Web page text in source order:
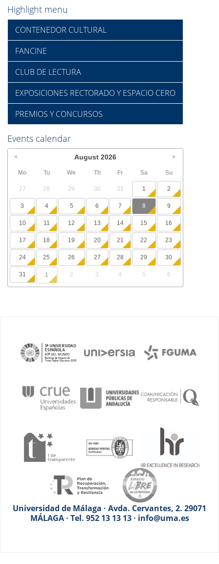
Highlight menu
CONTENEDOR CULTURAL
FANCINE
CLUB DE LECTURA
EXPOSICIONES RECTORADO Y ESPACIO CERO
PREMIOS Y CONCURSOS
Events calendar
August 2026
Mo Tu We Th Fr Sa Su
27 28 29 30 31 1 2
3 4 5 6 7 8 9
10 11 12 13 14 15 16
17 18 19 20 21 22 23
24 25 26 27 28 29 30
31 1 2 3 4 5 6
Universidad de Málaga · Avda. Cervantes, 2. 29071
MÁLAGA · Tel. 952 13 13 13 · info@uma.es